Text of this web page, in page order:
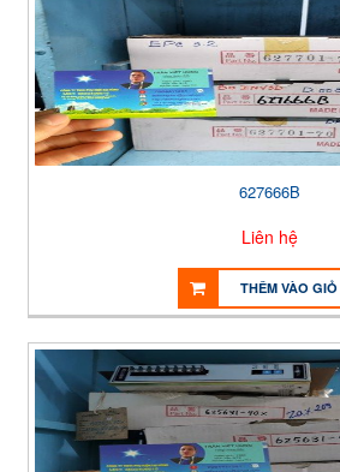
627666B
Liên hệ
THÊM VÀO GIỎ